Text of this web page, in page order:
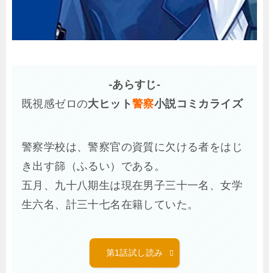
-あらすじ-
既視感ゼロの大ヒット警察小説コミカライズ
警察学校は、警察官の資質に欠ける者をはじ
き出す篩（ふるい）である。
五月、九十八期生は現在男子三十一名、女学
生六名、計三十七名在籍していた。
第1話試し読み